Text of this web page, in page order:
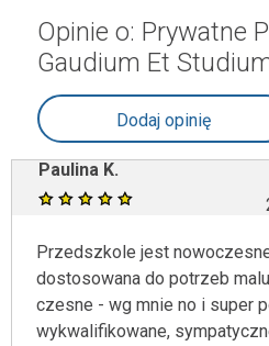
Opinie o: Prywatne
Gaudium Et
Dodaj opinię
Paulina K.
Przedszkole jest
dostosowana do potrzeb
czesne - wg mnie no i super
wykwalifikowane,